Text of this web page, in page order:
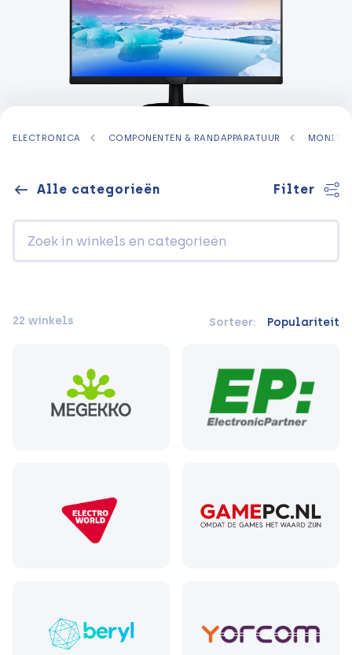
ELECTRONICA COMPONENTEN & RANDAPPARATUUR
Alle categorieën Filter
22 winkels Sorteer: Populariteit